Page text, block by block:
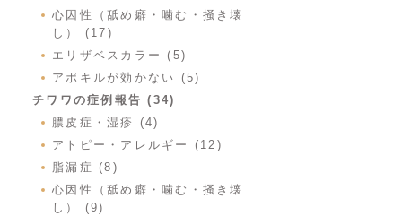
心因性（舐め癖・噛む・掻き壊
し） (17)
エリザベスカラー (5)
アポキルが効かない (5)
チワワの症例報告 (34)
膿皮症・湿疹 (4)
アトピー・アレルギー (12)
脂漏症 (8)
心因性（舐め癖・噛む・掻き壊
し） (9)